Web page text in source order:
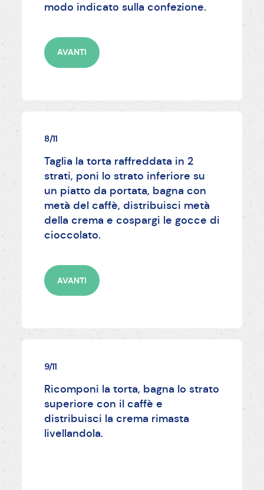
modo indicato sulla confezione.
AVANTI
8/11
Taglia la torta raffreddata in 2
strati, poni lo strato inferiore su
un piatto da portata, bagna con
metà del caffè, distribuisci metà
della crema e cospargi le gocce di
cioccolato.
AVANTI
9/11
Ricomponi la torta, bagna lo strato
superiore con il caffè e
distribuisci la crema rimasta
livellandola.